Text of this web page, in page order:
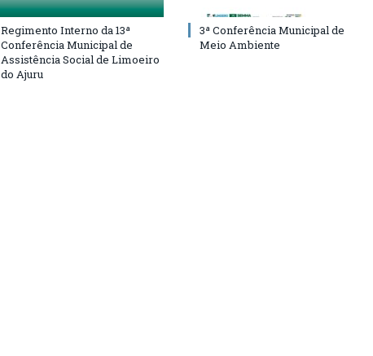
Regimento Interno da 13ª
Conferência Municipal de
Assistência Social de Limoeiro
do Ajuru
3ª Conferência Municipal de
Meio Ambiente